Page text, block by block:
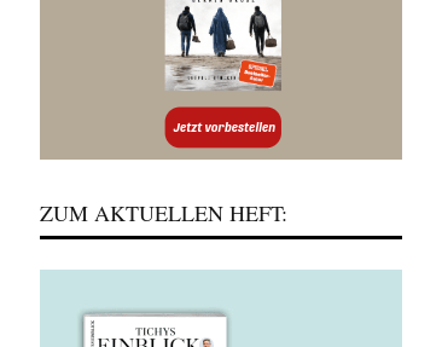
ZUM AKTUELLEN HEFT: